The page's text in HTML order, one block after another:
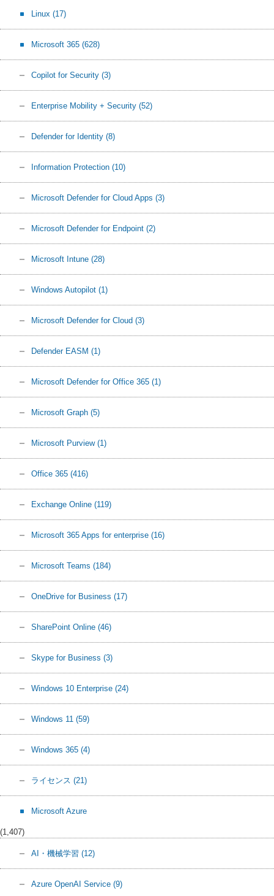
Linux (17)
Microsoft 365 (628)
Copilot for Security (3)
Enterprise Mobility + Security (52)
Defender for Identity (8)
Information Protection (10)
Microsoft Defender for Cloud Apps (3)
Microsoft Defender for Endpoint (2)
Microsoft Intune (28)
Windows Autopilot (1)
Microsoft Defender for Cloud (3)
Defender EASM (1)
Microsoft Defender for Office 365 (1)
Microsoft Graph (5)
Microsoft Purview (1)
Office 365 (416)
Exchange Online (119)
Microsoft 365 Apps for enterprise (16)
Microsoft Teams (184)
OneDrive for Business (17)
SharePoint Online (46)
Skype for Business (3)
Windows 10 Enterprise (24)
Windows 11 (59)
Windows 365 (4)
ライセンス (21)
Microsoft Azure
(1,407)
AI・機械学習 (12)
Azure OpenAI Service (9)